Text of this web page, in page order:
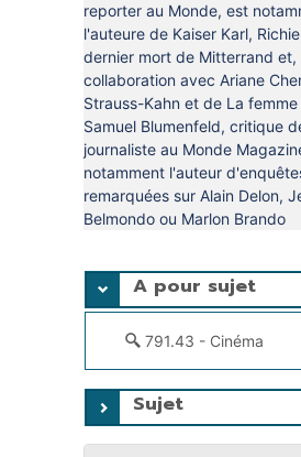
reporter au Monde, est
l'auteure de Kaiser Karl,
dernier mort de Mitterrand et,
collaboration avec Ariane
Strauss-Kahn et de La
Samuel Blumenfeld, critique
journaliste au Monde
notamment l'auteur
remarquées sur Alain Delon,
Belmondo ou Marlon Brando
A pour sujet
791.43 - Cinéma
Sujet